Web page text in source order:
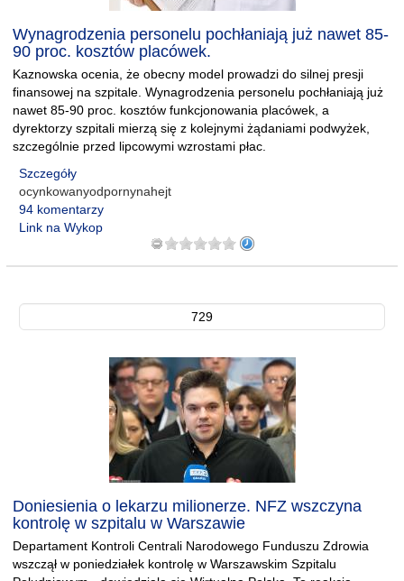
Wynagrodzenia personelu pochłaniają już nawet 85-
90 proc. kosztów placówek.
Kaznowska ocenia, że obecny model prowadzi do silnej presji
finansowej na szpitale. Wynagrodzenia personelu pochłaniają już
nawet 85-90 proc. kosztów funkcjonowania placówek, a
dyrektorzy szpitali mierzą się z kolejnymi żądaniami podwyżek,
szczególnie przed lipcowymi wzrostami płac.
Szczegóły
ocynkowanyodpornynahejt
94 komentarzy
Link na Wykop
729
Doniesienia o lekarzu milionerze. NFZ wszczyna
kontrolę w szpitalu w Warszawie
Departament Kontroli Centrali Narodowego Funduszu Zdrowia
wszczął w poniedziałek kontrolę w Warszawskim Szpitalu